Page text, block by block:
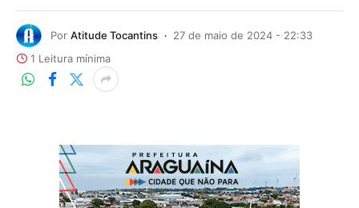
Por Atitude Tocantins
27 de maio de 2024 - 22:33
1 Leitura mínima